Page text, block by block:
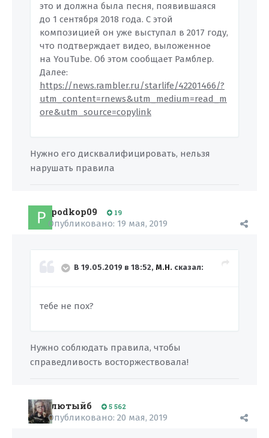
это и должна была песня, появившаяся
до 1 сентября 2018 года. С этой
композицией он уже выступал в 2017 году,
что подтверждает видео, выложенное
на YouTube. Об этом сообщает Рамблер.
Далее:
https://news.rambler.ru/starlife/42201466/?
utm_content=rnews&utm_medium=read_m
ore&utm_source=copylink
Нужно его дисквалифицировать, нельзя
нарушать правила
podkop09 19
Опубликовано: 19 мая, 2019
В 19.05.2019 в 18:52, M.H. сказал:
тебе не пох?
Нужно соблюдать правила, чтобы
справедливость восторжествовала!
лютыйб 5 562
Опубликовано: 20 мая, 2019